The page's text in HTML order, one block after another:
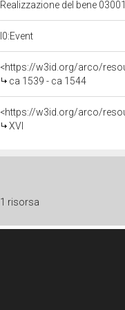
Realizzazione del bene
l0:Event
<https://w3id.org/arco/
ca 1539 - ca 1544
<https://w3id.org/arco/
XVI
1 risorsa